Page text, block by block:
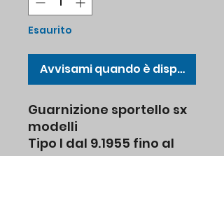
Esaurito
Avvisami quando è disponibile
Guarnizione sportello sx
modelli
Tipo I dal 9.1955 fino al
7.1966